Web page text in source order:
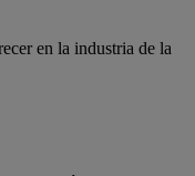
en la industria de la